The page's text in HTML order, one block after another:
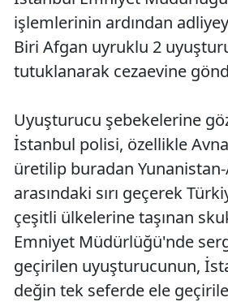
işlemlerinin ardından
Biri Afgan uyruklu 2
tutuklanarak cezaevine
Uyuşturucu şebekelerine
İstanbul polisi, özellikle
üretilip buradan
arasındaki sırı geçerek
çeşitli ülkelerine taşınan
Emniyet Müdürlüğü'nde
geçirilen uyuşturucunun,
değin tek seferde ele